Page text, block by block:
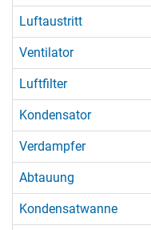
Luftaustritt
Ventilator
Luftfilter
Kondensator
Verdampfer
Abtauung
Kondensatwanne